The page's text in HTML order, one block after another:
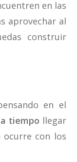
en las
aprovechar al
construir
en el
tiempo llegar
ocurre con los